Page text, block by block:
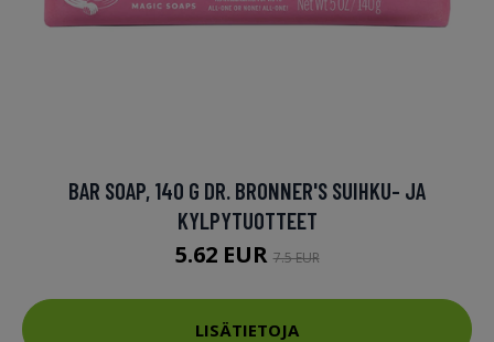
BAR SOAP, 140 G DR. BRONNER'S SUIHKU- JA
KYLPYTUOTTEET
5.62 EUR7.5 EUR
LISÄTIETOJA